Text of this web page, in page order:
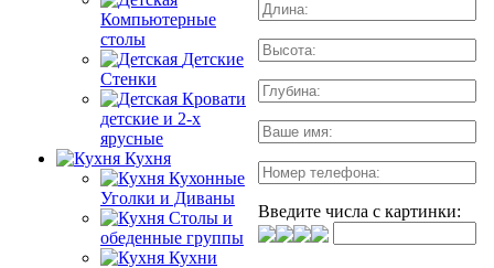
Компьютерные
столы
Детские
Стенки
Кровати
детские и 2-х
ярусные
Кухня
Кухонные
Уголки и Диваны
Столы и
обеденные группы
Кухни
Введите числа с картинки: